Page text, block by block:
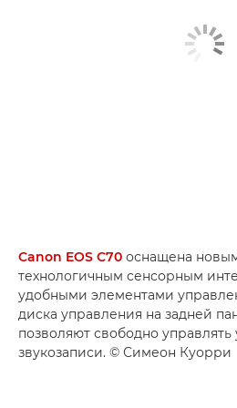
Canon EOS C70 оснащена
технологичным сенсорным
удобными элементами
диска управления на задней
позволяют свободно
звукозаписи. © Симеон Куорри